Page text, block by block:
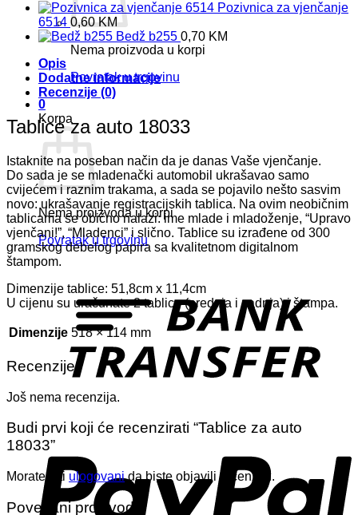
Nema proizvoda u korpi
Povratak u trgovinu
0
Korpa
Nema proizvoda u korpi
Povratak u trgovinu
Pozivnica za vjenčanje
6514 0,60KM
Bedž b255 0,70 KM
Opis
Dodatne informacije
Recenzije (0)
Tablice za auto 18033
Istaknite na poseban način da je danas Vaše vjenčanje.
Do sada je se mladenački automobil ukrašavao samo
cvijećem i raznim trakama, a sada se pojavilo nešto sasvim
novo: ukrašavanje registracijskih tablica. Na ovim neobičnim
tablicama se obično nalazi: ime mlade i mladoženje, “Upravo
vjenčani!”, “Mladenci” i slično. Tablice su izrađene od 300
gramskog debelog papira sa kvalitetnom digitalnom
štampom.
Dimenzije tablice: 51,8cm x 11,4cm
U cijenu su uračunate 2 tablice (prednja i zadnja) i štampa.
Dimenzije 518 × 114 mm
Recenzije
Još nema recenzija.
Budi prvi koji će recenzirati “Tablice za auto
18033”
Morate biti ulogovanida biste objavili recenziju.
Povezani proizvodi